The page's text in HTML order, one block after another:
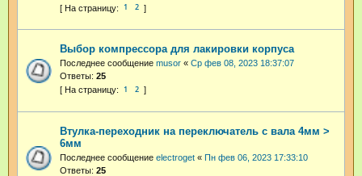
1 2
Выбор компрессора для лакировки корпуса
Последнее сообщение musor « Ср фев 08, 2023 18:37:07
Ответы: 25
1 2
Втулка-переходник на переключатель с вала 4мм >
6мм
Последнее сообщение electroget « Пн фев 06, 2023 17:33:10
Ответы: 25